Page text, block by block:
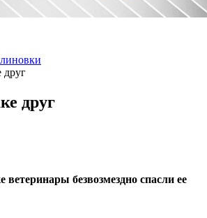
друг
друг
ветеринары безвозмездно спасли ее